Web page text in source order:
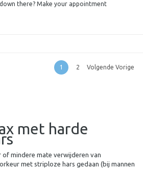
there? Make your appointment
1 2 Volgende Vorige
met harde
of mindere mate verwijderen van
met striploze hars gedaan (bij mannen